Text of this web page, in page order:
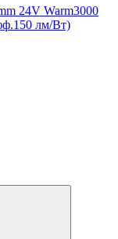
24V Warm3000
лм/Вт)